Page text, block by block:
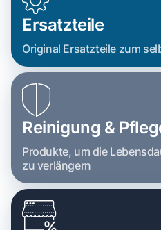
Ersatzteile
Original Ersatzteile zum
Reinigung &
Produkte, um die
zu verlängern